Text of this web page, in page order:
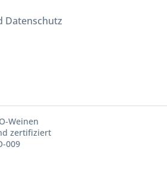
Datenschutz
Weinen
zertifiziert
009